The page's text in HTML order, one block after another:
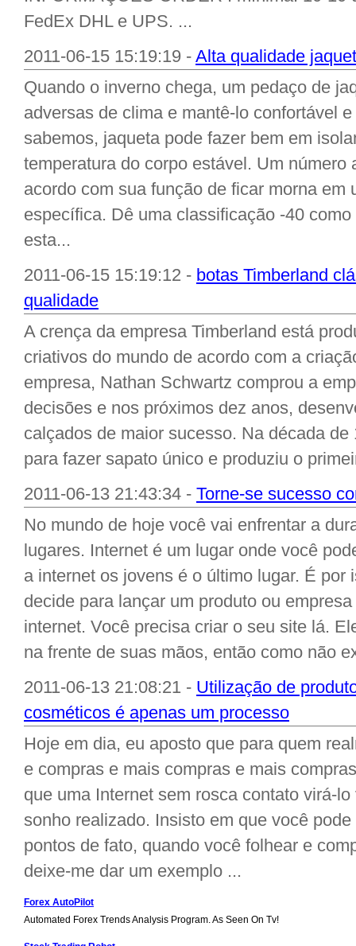
FedEx DHL e UPS. ...
2011-06-15 15:19:19 - Alta qualidade
Quando o inverno chega, um pedaço de
adversas de clima e mantê-lo confortável
sabemos, jaqueta pode fazer bem em
temperatura do corpo estável. Um
acordo com sua função de ficar morna em
específica. Dê uma classificação -40
esta...
2011-06-15 15:19:12 - botas Timberland
qualidade
A crença da empresa Timberland está
criativos do mundo de acordo com a
empresa, Nathan Schwartz comprou a
decisões e nos próximos dez anos,
calçados de maior sucesso. Na década
para fazer sapato único e produziu o
2011-06-13 21:43:34 - Torne-se sucesso
No mundo de hoje você vai enfrentar a
lugares. Internet é um lugar onde você
a internet os jovens é o último lugar. É por
decide para lançar um produto ou
internet. Você precisa criar o seu site lá.
na frente de suas mãos, então como não
2011-06-13 21:08:21 - Utilização de
cosméticos é apenas um processo
Hoje em dia, eu aposto que para quem
e compras e mais compras e mais
que uma Internet sem rosca contato virá-
sonho realizado. Insisto em que você
pontos de fato, quando você folhear e
deixe-me dar um exemplo ...
Forex AutoPilot
Automated Forex Trends Analysis Program. As Seen On Tv!